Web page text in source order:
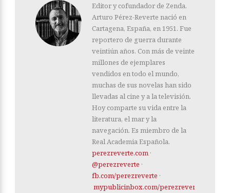
Editor y cofundador de Zenda.
Arturo Pérez-Reverte nació en
Cartagena, España, en 1951. Fue
reportero de guerra durante
veintiún años. Con más de veinte
millones de ejemplares
vendidos en todo el mundo,
muchas de sus novelas han sido
llevadas al cine y a la televisión.
Hoy comparte su vida entre la
literatura, el mar y la
navegación. Es miembro de la
Real Academia Española.
perezreverte.com ·
@perezreverte ·
fb.com/perezreverte ·
mypublicinbox.com/perezreverte